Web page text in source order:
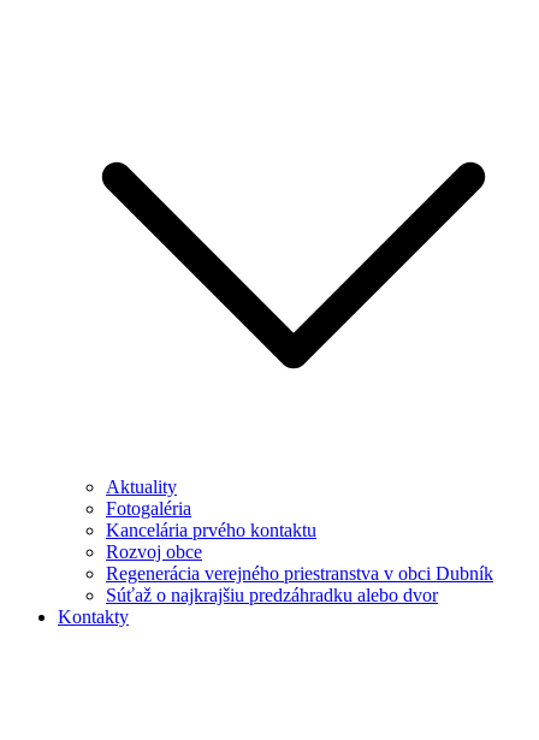
Aktuality
Fotogaléria
Kancelária prvého kontaktu
Rozvoj obce
Regenerácia verejného priestranstva v obci Dubník
Súťaž o najkrajšiu predzáhradku alebo dvor
Kontakty